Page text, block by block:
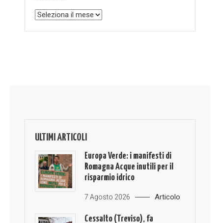
Archivio
ULTIMI ARTICOLI
Europa Verde: i manifesti di
Romagna Acque inutili per il
risparmio idrico
7 Agosto 2026 Articolo
Cessalto (Treviso), fa